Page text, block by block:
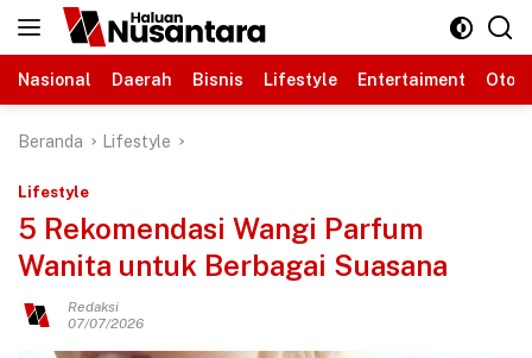
Langsung
Nasional
Daerah Bisnis Lifestyle Entertaiment
Beranda Lifestyle
Lifestyle
5 Rekomendasi Wangi Parfum
Wanita untuk Berbagai Suasana
Redaksi
07/07/2026